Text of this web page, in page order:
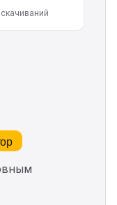
скачиваний